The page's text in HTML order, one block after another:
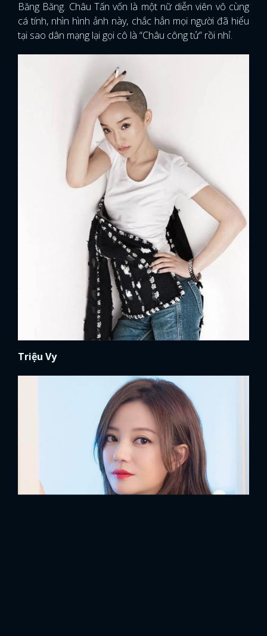
Băng Băng. Châu Tấn vốn là một nữ diễn viên vô cùng
cá tính, nhìn hình ảnh này, chắc hẳn mọi người đã hiểu
tại sao dân mạng lại gọi cô là “Châu công tử” rồi nhỉ.
Triệu Vy